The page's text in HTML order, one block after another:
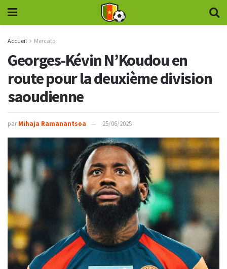
Accueil Mercato
Georges-Kévin N’Koudou en
route pour la deuxième division
saoudienne
par Mihaja Ramanantsoa 25/06/2025